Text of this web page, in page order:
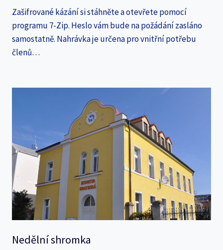
Zašifrované kázání si stáhněte a otevřete pomocí
programu 7-Zip. Heslo vám bude na požádání zasláno
samostatně. Nahrávka je určena pro vnitřní potřebu
členů…
Nedělní shromka